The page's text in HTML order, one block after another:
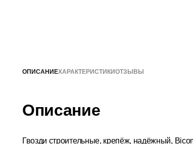
ОПИСАНИЕХАРАКТЕРИСТИКИОТЗЫВЫ
Описание
Гвозди строительные, крепёж, надёжный,